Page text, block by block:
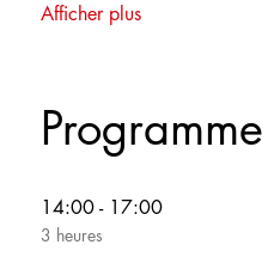
Afficher plus
Programme
14:00 - 17:00
3 heures